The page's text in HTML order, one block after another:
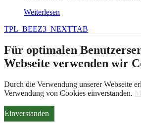
Weiterlesen
TPL_BEEZ3_NEXTTAB
Für optimalen
Webseite verwenden wir
Durch die Verwendung unserer Webseite
Verwendung von Cookies einverstanden.
Einverstanden